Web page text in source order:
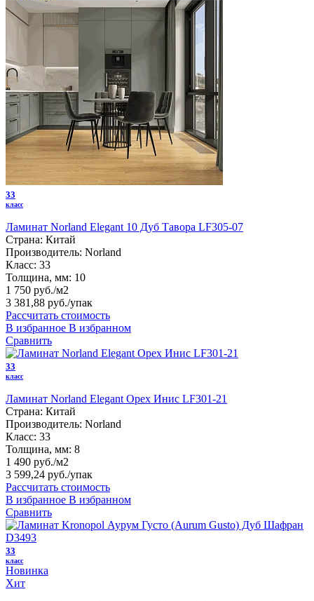
33
класс
Ламинат Norland Elegant 10 Дуб Тавора LF305-07
Страна: Китай
Производитель: Norland
Класс: 33
Толщина, мм: 10
1 750 руб./м2
3 381,88 руб./упак
Рассчитать стоимость
В избранное В избранном
Сравнить
33
класс
Ламинат Norland Elegant Орех Инис LF301-21
Страна: Китай
Производитель: Norland
Класс: 33
Толщина, мм: 8
1 490 руб./м2
3 599,24 руб./упак
Рассчитать стоимость
В избранное В избранном
Сравнить
33
класс
Новинка
Хит